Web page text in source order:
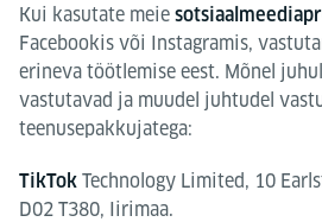
Kui kasutate meie
Facebookis või Instagramis,
erineva töötlemise eest. Mõnel
vastutavad ja muudel juhtudel
teenusepakkujatega:
TikTok Technology Limited, 10
D02 T380, Iirimaa.